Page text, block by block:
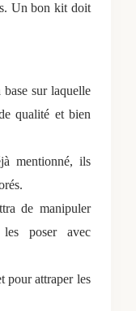
Un bon kit doit
sur laquelle
qualité et bien
mentionné, ils
de manipuler
poser avec
pour attraper les